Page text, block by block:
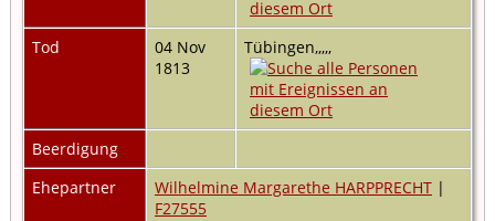
Tod
04 Nov
1813
Tübingen,,,,,
Beerdigung
Ehepartner
Wilhelmine Margarethe HARPPRECHT |
F27555